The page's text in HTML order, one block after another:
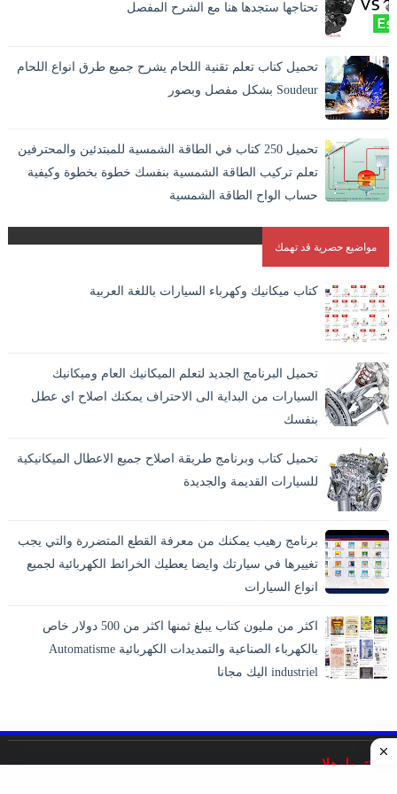
تحتاجها ستجدها هنا مع الشرح المفصل
تحميل كتاب تعلم تقنية اللحام يشرح جميع طرق انواع اللحام
Soudeur بشكل مفصل وبصور
المستقرة لاندم...تحميل 250 كتاب في الطاقة الشمسية للمبتدئين والمحترفين
تعلم تركيب الطاقة الشمسية بنفسك خطوة بخطوة وكيفية
حساب الواح الطاقة الشمسية
مواضيع حصرية قد تهمك
كتاب ميكانيك وكهرباء السيارات باللغة العربية
تحميل البرنامج الجديد لتعلم الميكانيك العام وميكانيك
السيارات من البداية الى الاحتراف يمكنك اصلاح اي عطل
بنفسك
تحميل كتاب وبرنامج طريقة اصلاح جميع الاعطال الميكانيكية
للسيارات القديمة والجديدة
برنامج رهيب يمكنك من معرفة القطع المتضررة والتي يجب
تغييرها في سيارتك وايضا يعطيك الخرائط الكهربائية لجميع
انواع السيارات
اكثر من مليون كتاب يبلغ ثمنها اكثر من 500 دولار خاص
بالكهرباء الصناعية والتمديدات الكهربائية Automatisme
industriel اليك مجانا
اليكترولوهلا